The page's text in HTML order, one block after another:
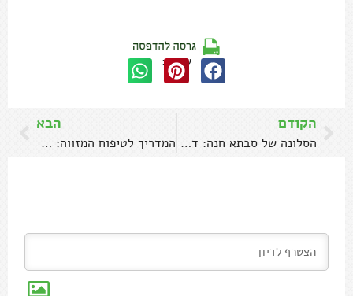
שתפו:
הקודם
הסלונה של סבתא חנה: דג עיראקי אפוי בתנור
הבא
המדריך לטיפוח המזווה: חומרי הגלם הכי נשכחים